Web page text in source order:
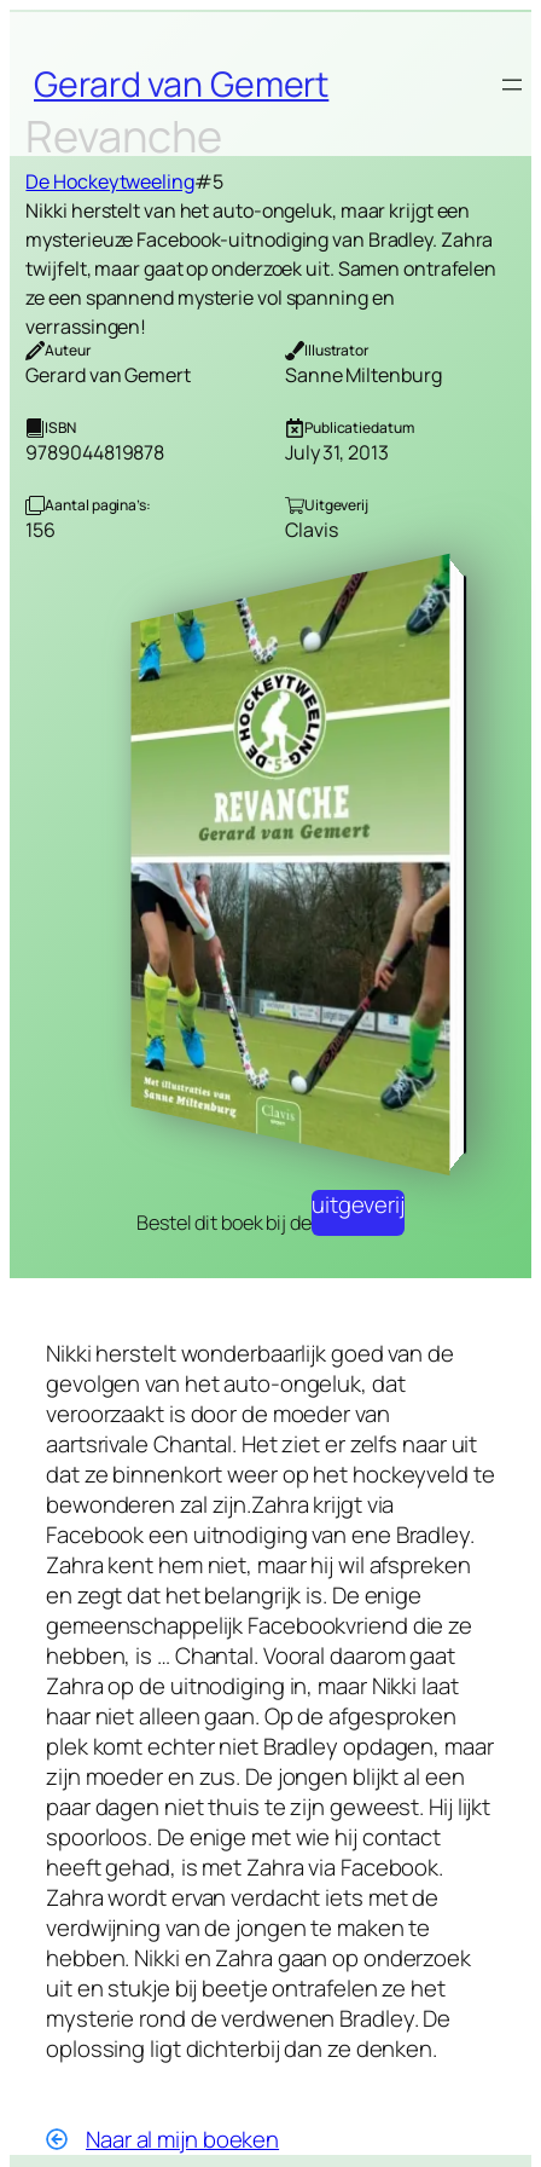
Skip
content
Gerard van Gemert
Revanche
De Hockeytweeling#5
Nikki herstelt van het auto-ongeluk, maar krijgt een
mysterieuze Facebook-uitnodiging van Bradley. Zahra
twijfelt, maar gaat op onderzoek uit. Samen ontrafelen
ze een spannend mysterie vol spanning en
verrassingen!
Auteur
Gerard van Gemert
Illustrator
Sanne Miltenburg
ISBN
9789044819878
Publicatiedatum
July 31, 2013
Aantal pagina’s:
156
Uitgeverij
Clavis
Bestel dit boek bij de
uitgeverij
Nikki herstelt wonderbaarlijk goed van de
gevolgen van het auto-ongeluk, dat
veroorzaakt is door de moeder van
aartsrivale Chantal. Het ziet er zelfs naar uit
dat ze binnenkort weer op het hockeyveld te
bewonderen zal zijn.Zahra krijgt via
Facebook een uitnodiging van ene Bradley.
Zahra kent hem niet, maar hij wil afspreken
en zegt dat het belangrijk is. De enige
gemeenschappelijk Facebookvriend die ze
hebben, is … Chantal. Vooral daarom gaat
Zahra op de uitnodiging in, maar Nikki laat
haar niet alleen gaan. Op de afgesproken
plek komt echter niet Bradley opdagen, maar
zijn moeder en zus. De jongen blijkt al een
paar dagen niet thuis te zijn geweest. Hij lijkt
spoorloos. De enige met wie hij contact
heeft gehad, is met Zahra via Facebook.
Zahra wordt ervan verdacht iets met de
verdwijning van de jongen te maken te
hebben. Nikki en Zahra gaan op onderzoek
uit en stukje bij beetje ontrafelen ze het
mysterie rond de verdwenen Bradley. De
oplossing ligt dichterbij dan ze denken.
Naar al mijn boeken